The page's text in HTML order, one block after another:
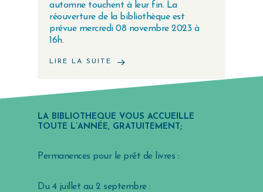
automne touchent à leur fin. La
réouverture de la bibliothèque est
prévue mercredi 08 novembre 2023 à
16h.
LIRE LA SUITE
LA BIBLIOTHÈQUE VOUS ACCUEILLE
TOUTE L’ANNÉE, GRATUITEMENT;
Permanences pour le prêt de livres :
Du 4 juillet au 2 septembre :